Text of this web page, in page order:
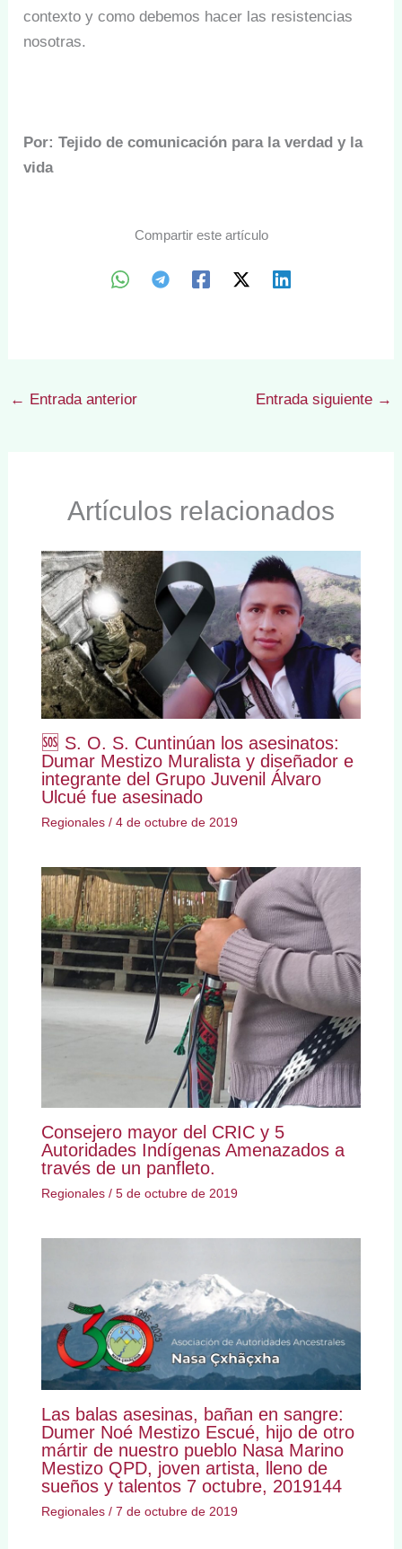
contexto y como debemos hacer las resistencias
nosotras.
Por: Tejido de comunicación para la verdad y la
vida
Compartir este artículo
← Entrada anterior Entrada siguiente →
Artículos relacionados
🆘 S. O. S. Cuntinúan los asesinatos:
Dumar Mestizo Muralista y diseñador e
integrante del Grupo Juvenil Álvaro
Ulcué fue asesinado
Regionales/ 4 de octubre de 2019
Consejero mayor del CRIC y 5
Autoridades Indígenas Amenazados a
través de un panfleto.
Regionales/ 5 de octubre de 2019
Las balas asesinas, bañan en sangre:
Dumer Noé Mestizo Escué, hijo de otro
mártir de nuestro pueblo Nasa Marino
Mestizo QPD, joven artista, lleno de
sueños y talentos 7 octubre, 2019144
Regionales/ 7 de octubre de 2019